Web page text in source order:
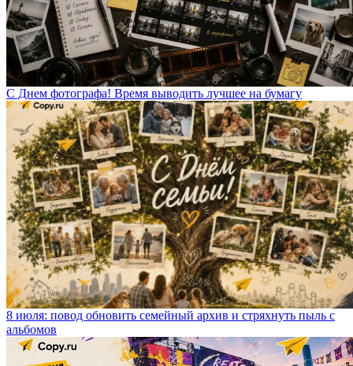
С Днем фотографа! Время выводить лучшее на бумагу
8 июля: повод обновить семейный архив и стряхнуть пыль с
альбомов